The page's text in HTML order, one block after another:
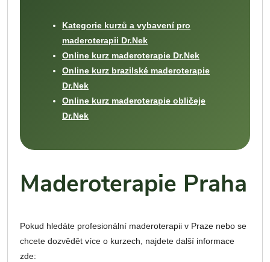
Kategorie kurzů a vybavení pro
maderoterapii Dr.Nek
Online kurz maderoterapie Dr.Nek
Online kurz brazilské maderoterapie
Dr.Nek
Online kurz maderoterapie obličeje
Dr.Nek
Maderoterapie Praha
Pokud hledáte profesionální maderoterapii v Praze nebo se
chcete dozvědět více o kurzech, najdete další informace
zde: